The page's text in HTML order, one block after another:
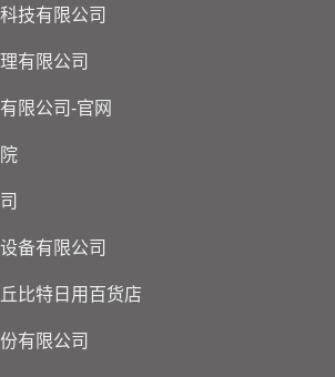
技有限公司
有限公司
限公司-官网
备有限公司
比特日用百货店
有限公司